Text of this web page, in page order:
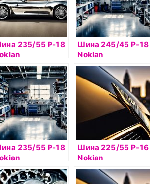
235/55 Р-18
9 SUV
б/к шип
Шина 245/45 Р-18
Nokian
Hakkapelitta 8
100T б/к шип
235/55 Р-18
8 SUV
б/к шип
Шина 225/55 Р-16
Nokian
Hakkapelitta 8 99T
б/к шип